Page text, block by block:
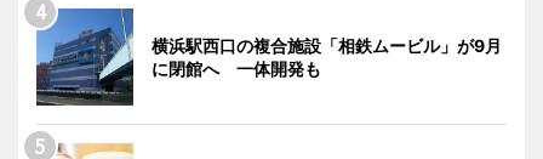
横浜駅西口の複合施設「相鉄ムービル」が9月
に閉館へ 一体開発も